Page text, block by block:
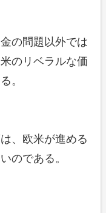
の問題以外では
のリベラルな価
。
、欧米が進める
のである。